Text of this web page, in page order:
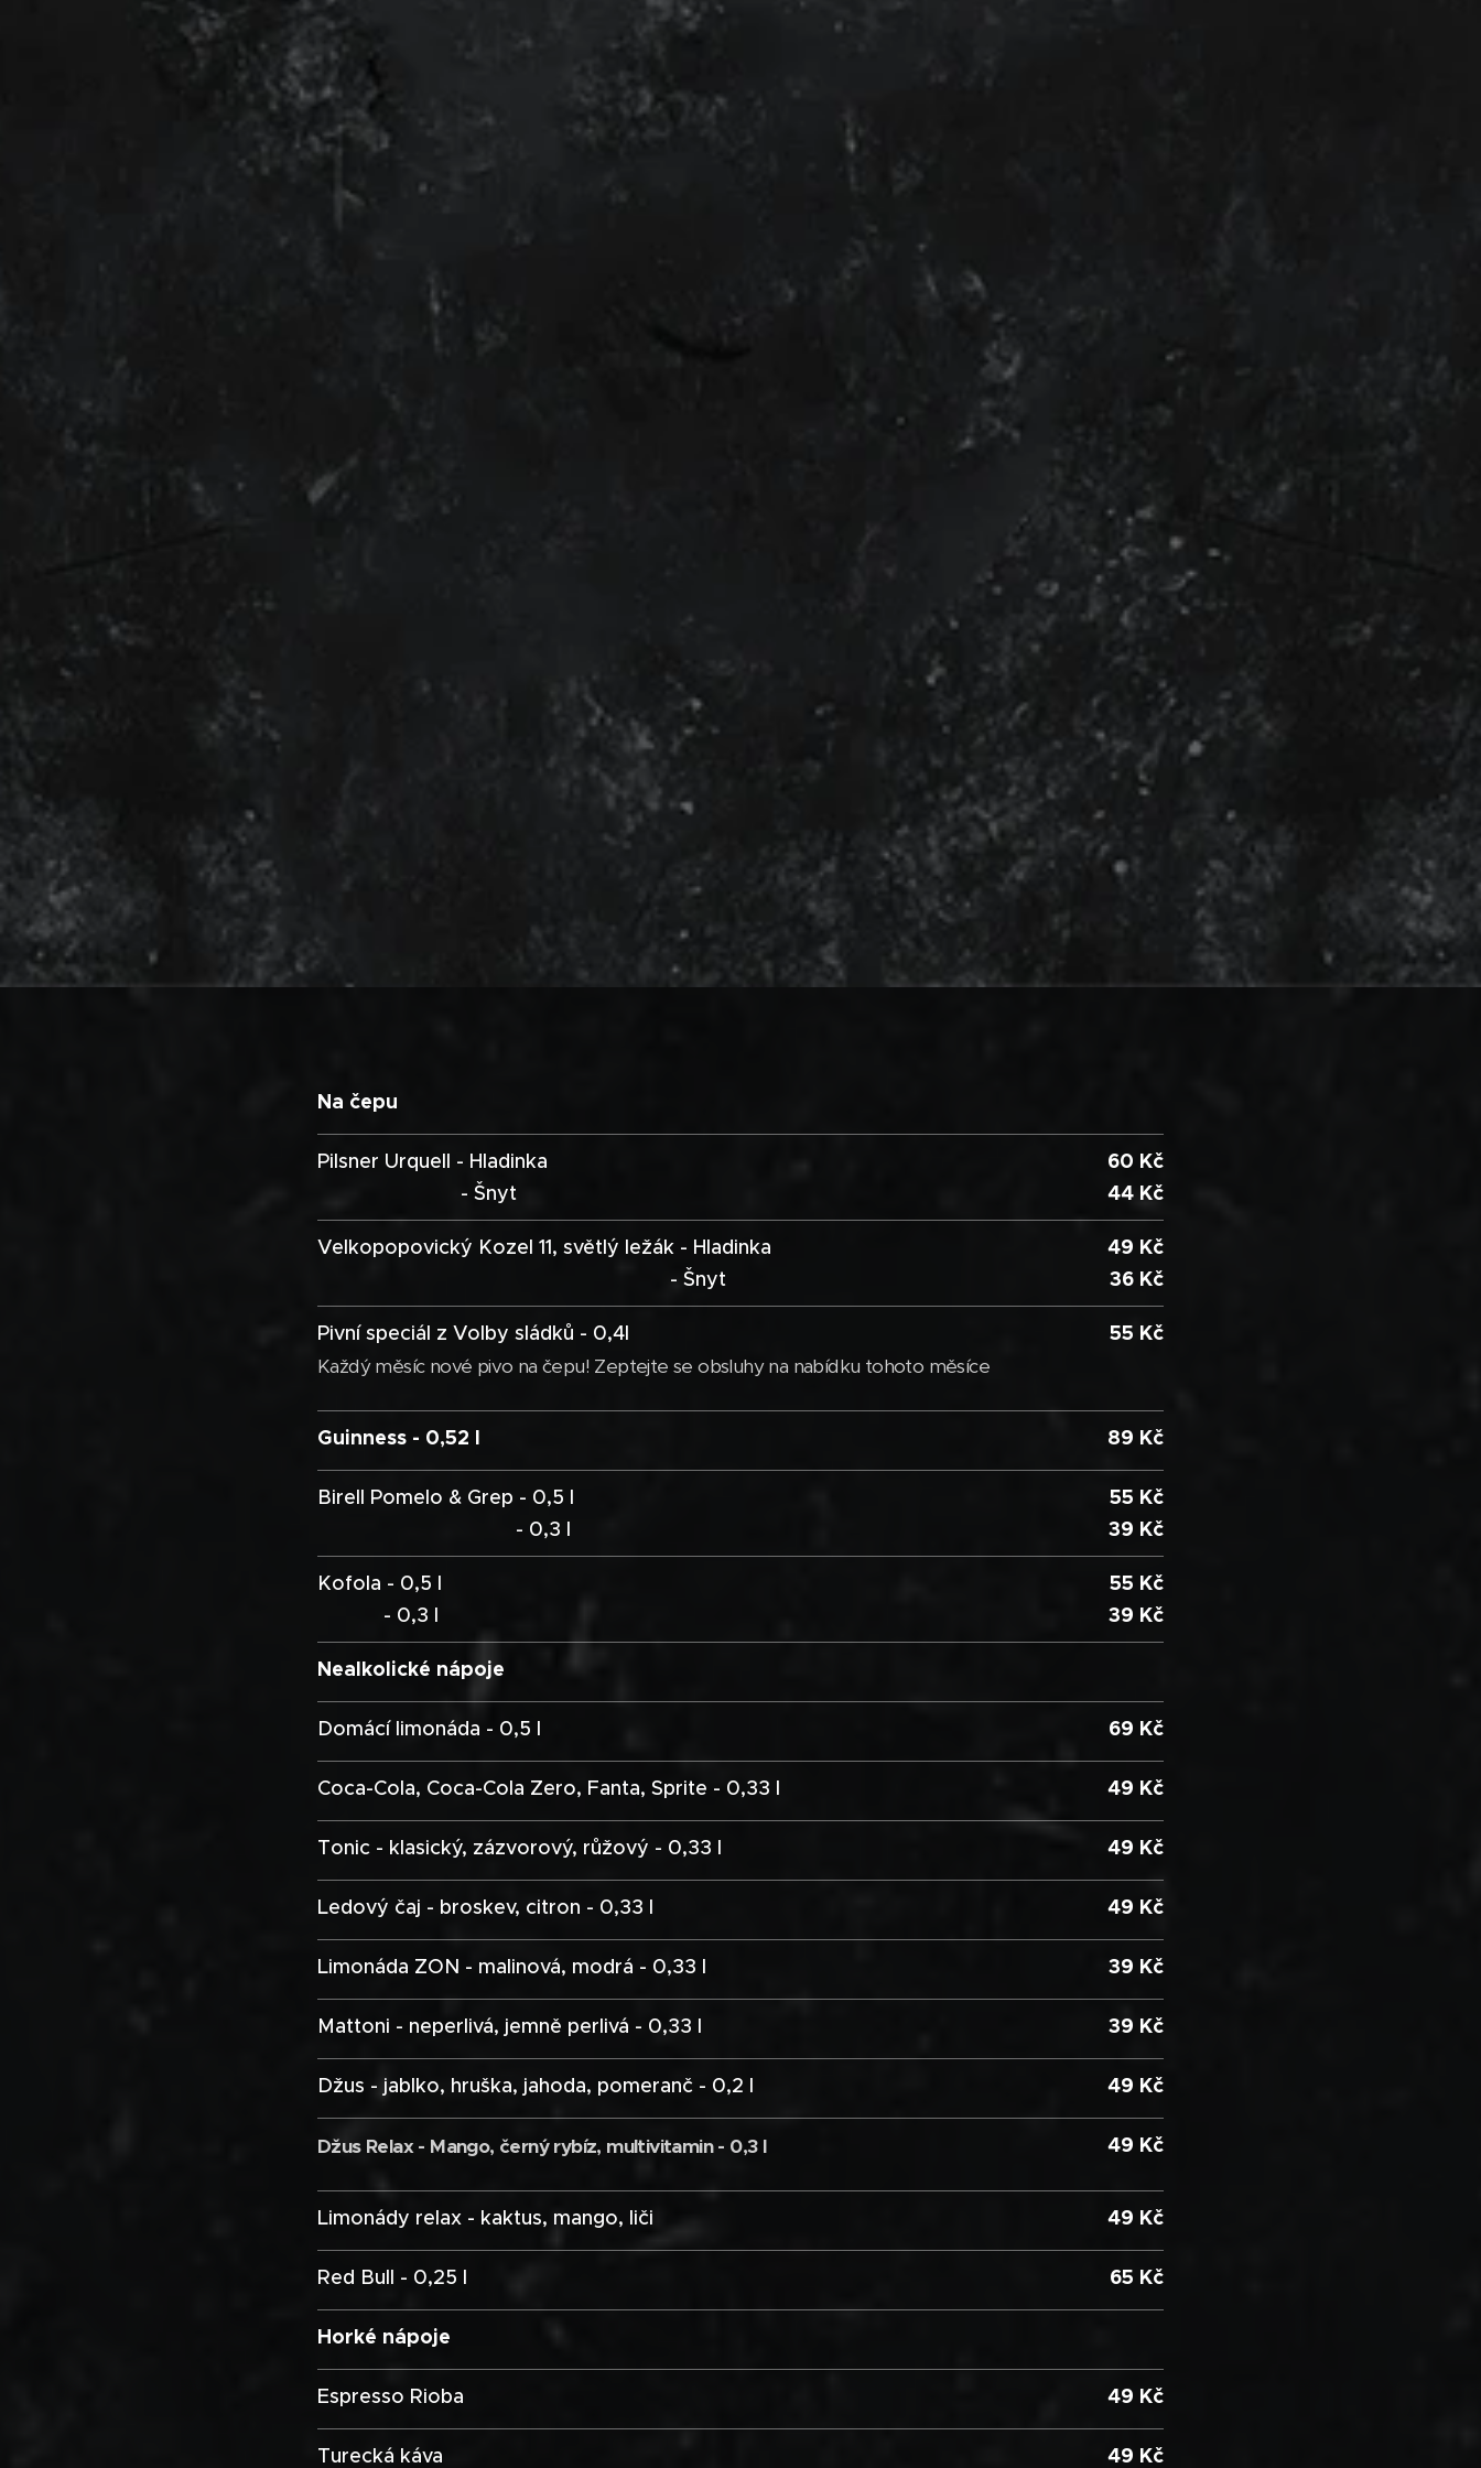
Na čepu
Pilsner Urquell - Hladinka
- Šnyt
60 Kč
44 Kč
Velkopopovický Kozel 11, světlý ležák - Hladinka
- Šnyt
49 Kč
36 Kč
Pivní speciál z Volby sládků - 0,4l
Každý měsíc nové pivo na čepu! Zeptejte se obsluhy na nabídku tohoto měsíce
55 Kč
Guinness - 0,52 l 89 Kč
Birell Pomelo & Grep - 0,5 l
- 0,3 l
55 Kč
39 Kč
Kofola - 0,5 l
- 0,3 l
55 Kč
39 Kč
Nealkolické nápoje
Domácí limonáda - 0,5 l 69 Kč
Coca-Cola, Coca-Cola Zero, Fanta, Sprite - 0,33 l 49 Kč
Tonic - klasický, zázvorový, růžový - 0,33 l 49 Kč
Ledový čaj - broskev, citron - 0,33 l 49 Kč
Limonáda ZON - malinová, modrá - 0,33 l 39 Kč
Mattoni - neperlivá, jemně perlivá - 0,33 l 39 Kč
Džus - jablko, hruška, jahoda, pomeranč - 0,2 l 49 Kč
Džus Relax - Mango, černý rybíz, multivitamin - 0,3 l 49 Kč
Limonády relax - kaktus, mango, liči 49 Kč
Red Bull - 0,25 l 65 Kč
Horké nápoje
Espresso Rioba 49 Kč
Turecká káva 49 Kč